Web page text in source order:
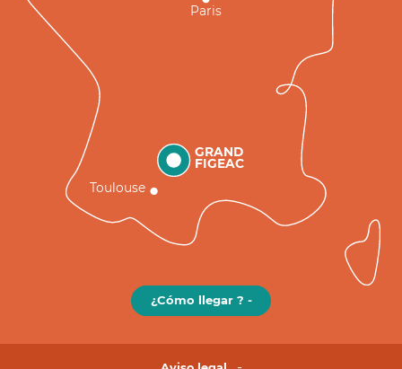
GRAND
FIGEAC
Toulouse
Paris
¿Cómo llegar ? -